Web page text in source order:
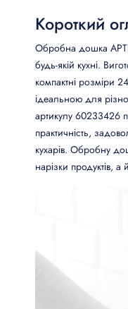
Короткий
Обробна дошка
будь-якій кухні.
компактні розміри
ідеальною для
артикулу 60233426
практичність,
кухарів. Обробну
нарізки продуктів,